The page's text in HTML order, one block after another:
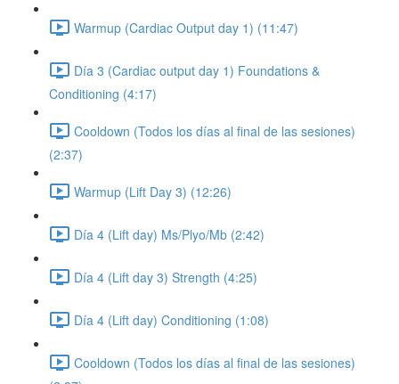
Warmup (Cardiac Output day 1) (11:47)
Día 3 (Cardiac output day 1) Foundations &
Conditioning (4:17)
Cooldown (Todos los días al final de las sesiones)
(2:37)
Warmup (Lift Day 3) (12:26)
Día 4 (Lift day) Ms/Plyo/Mb (2:42)
Día 4 (Lift day 3) Strength (4:25)
Día 4 (Lift day) Conditioning (1:08)
Cooldown (Todos los días al final de las sesiones)